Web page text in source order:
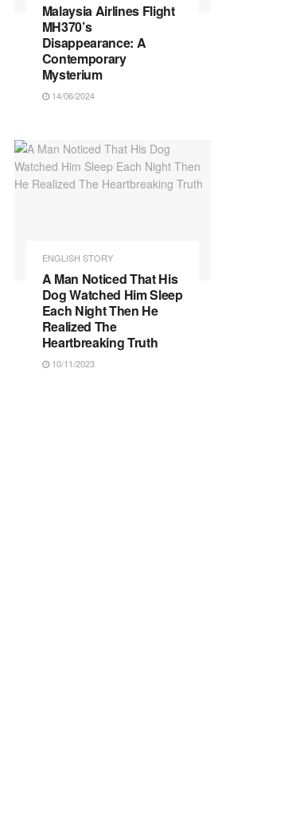
Malaysia Airlines Flight
MH370’s
Disappearance: A
Contemporary
Mysterium
14/06/2024
ENGLISH STORY
A Man Noticed That His
Dog Watched Him Sleep
Each Night Then He
Realized The
Heartbreaking Truth
10/11/2023